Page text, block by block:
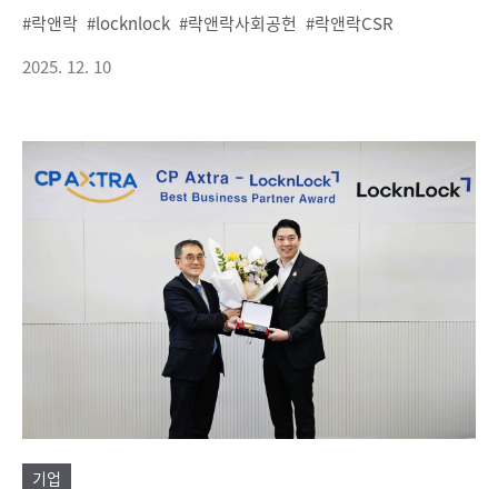
락앤락 locknlock 락앤락사회공헌
락앤락CSR
2025. 12. 10
기업